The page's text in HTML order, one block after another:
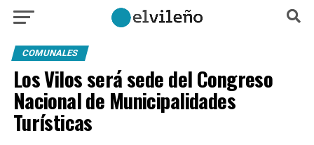
COMUNALES
Los Vilos será sede del Congreso
Nacional de Municipalidades
Turísticas